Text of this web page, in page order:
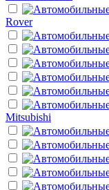
Rover
Mitsubishi